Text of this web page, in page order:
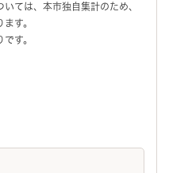
ては、本市独自集計のため、
す。
す。